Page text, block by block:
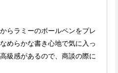
らラミーのボールペンをプレ
めらかな書き心地で気に入っ
級感があるので、商談の際に